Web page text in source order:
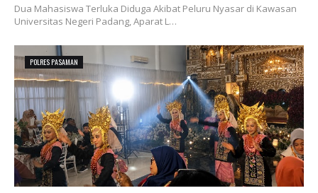
Dua Mahasiswa Terluka Diduga Akibat Peluru Nyasar di Kawasan
Universitas Negeri Padang, Aparat L…
POLRES PASAMAN